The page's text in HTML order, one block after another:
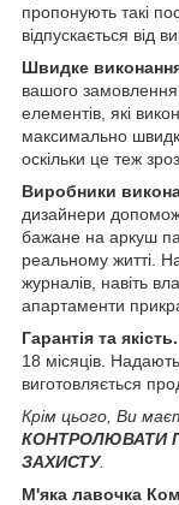
пропонують такі
відпускається від
Швидке
вашого замовлення
елементів, які
максимально
оскільки це теж
Виробники
дизайнери
бажане на аркуш
реальному житті.
журналів, навіть
апартаменти
Гарантія та якість.
18 місяців.
виготовляється
Крім цього, Ви
КОНТРОЛЮВАТИ
ЗАХИСТУ.
М'яка лавочка